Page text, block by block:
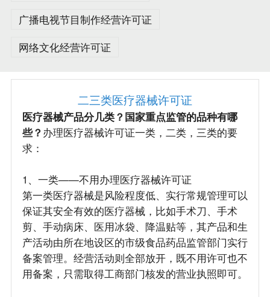
广播电视节目制作经营许可证
网络文化经营许可证
二三类医疗器械许可证
医疗器械产品分几类？国家重点监管的品种有哪
些？ 办理医疗器械许可证一类，二类，三类的要
求：
1、一类——不用办理医疗器械许可证
第一类医疗器械是风险程度低、实行常规管理可以
保证其安全有效的医疗器械，比如手术刀、手术
剪、手动病床、医用冰袋、降温贴等，其产品和生
产活动由所在地设区的市级食品药品监管部门实行
备案管理。经营活动则全部放开，既不用许可也不
用备案，只需取得工商部门核发的营业执照即可。